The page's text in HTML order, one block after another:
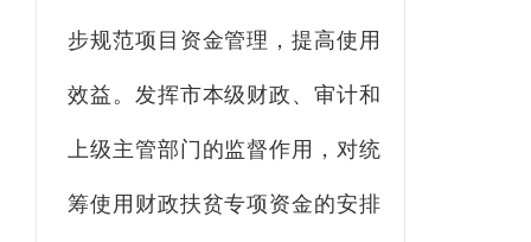
步规范项目资金管理，提高使用
效益。发挥市本级财政、审计和
上级主管部门的监督作用，对统
筹使用财政扶贫专项资金的安排